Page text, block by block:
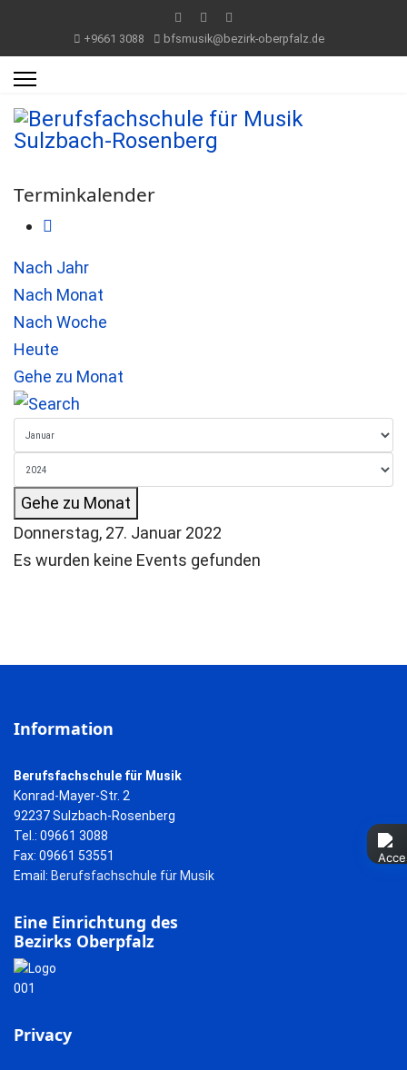
+9661 3088 bfsmusik@bezirk-oberpfalz.de
Terminkalender
Nach Jahr
Nach Monat
Nach Woche
Heute
Gehe zu Monat
Gehe zu Monat
Donnerstag, 27. Januar 2022
Es wurden keine Events gefunden
Information
Berufsfachschule für Musik
Konrad-Mayer-Str. 2
92237 Sulzbach-Rosenberg
Tel.: 09661 3088
Fax: 09661 53551
Email: Berufsfachschule für Musik
Eine Einrichtung des
Bezirks Oberpfalz
Privacy